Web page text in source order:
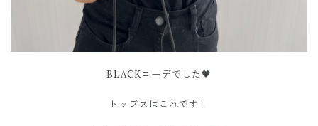
BLACKコーデでした🖤
トップスはこれです！